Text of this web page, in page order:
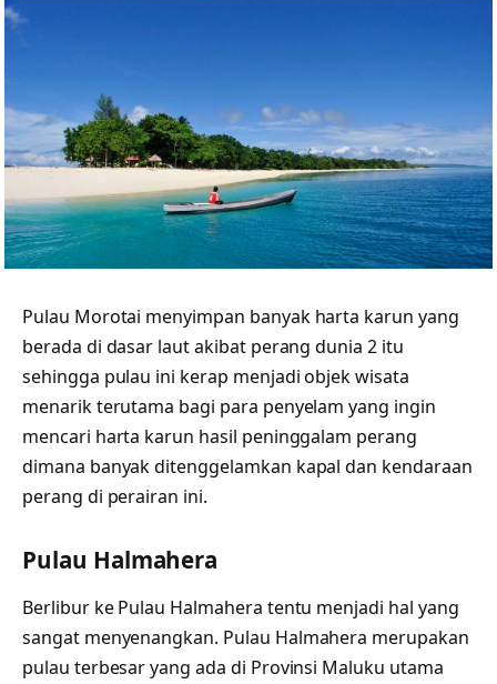
Pulau Morotai menyimpan banyak harta karun yang
berada di dasar laut akibat perang dunia 2 itu
sehingga pulau ini kerap menjadi objek wisata
menarik terutama bagi para penyelam yang ingin
mencari harta karun hasil peninggalam perang
dimana banyak ditenggelamkan kapal dan kendaraan
perang di perairan ini.
Pulau Halmahera
Berlibur ke Pulau Halmahera tentu menjadi hal yang
sangat menyenangkan. Pulau Halmahera merupakan
pulau terbesar yang ada di Provinsi Maluku utama